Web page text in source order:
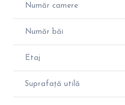
Număr camere
Număr băi
Etaj
Suprafață utilă